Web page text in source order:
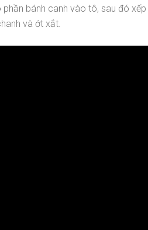
phần bánh canh vào tô, sau đó
và ớt xắt.